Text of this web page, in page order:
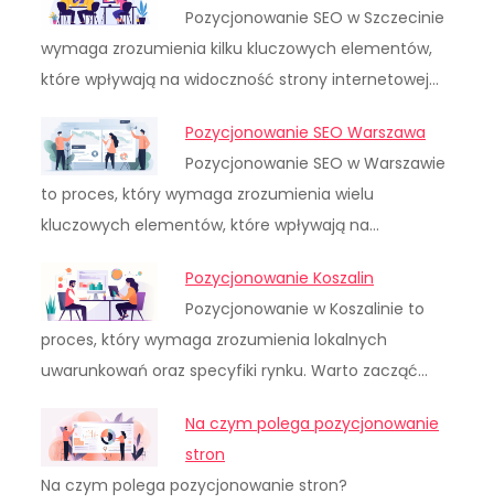
Pozycjonowanie SEO w Szczecinie
wymaga zrozumienia kilku kluczowych elementów,
które wpływają na widoczność strony internetowej…
Pozycjonowanie SEO Warszawa
Pozycjonowanie SEO w Warszawie
to proces, który wymaga zrozumienia wielu
kluczowych elementów, które wpływają na…
Pozycjonowanie Koszalin
Pozycjonowanie w Koszalinie to
proces, który wymaga zrozumienia lokalnych
uwarunkowań oraz specyfiki rynku. Warto zacząć…
Na czym polega pozycjonowanie
stron
Na czym polega pozycjonowanie stron?